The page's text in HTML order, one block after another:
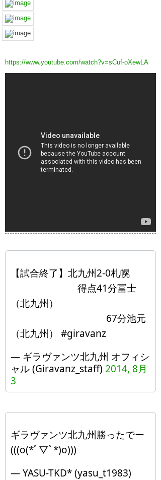
https://www.youtube.com/watch?v=sCuf-oXewLA
【試合終了】北九州2-0札幌
得点41分冨士
（北九州）
67分池元
（北九州） #giravanz
— ギラヴァンツ北九州 オフィシ
ャル (Giravanz_staff) 2014, 8月
3
ギラヴァンツ北九州勝ったでー
(((o(*ﾟ▽ﾟ*)o)))
— YASU-TKD* (yasu_t1983)